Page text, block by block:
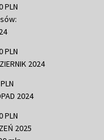
PLN
PLN
2024
2024
PLN
2025